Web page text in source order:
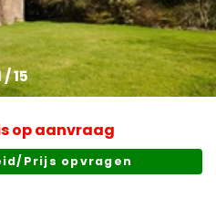
/15
op aanvraag
Prijs opvragen